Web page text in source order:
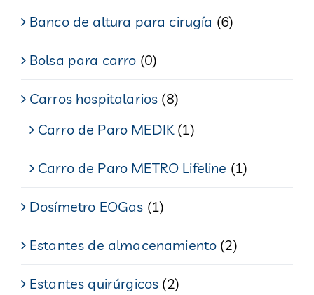
Banco de altura para cirugía (6)
Bolsa para carro (0)
Carros hospitalarios (8)
Carro de Paro MEDIK (1)
Carro de Paro METRO Lifeline (1)
Dosímetro EOGas (1)
Estantes de almacenamiento (2)
Estantes quirúrgicos (2)